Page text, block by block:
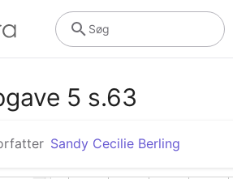
Søg
5 s.63
Sandy Cecilie Berling